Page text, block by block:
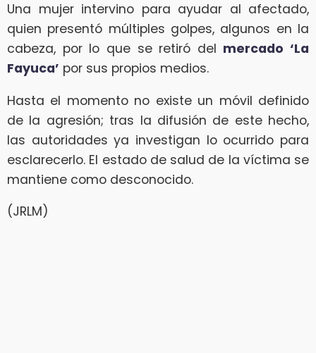
Una mujer intervino para ayudar al afectado,
quien presentó múltiples golpes, algunos en la
cabeza, por lo que se retiró del mercado ‘La
Fayuca’ por sus propios medios.
Hasta el momento no existe un móvil definido
de la agresión; tras la difusión de este hecho,
las autoridades ya investigan lo ocurrido para
esclarecerlo. El estado de salud de la víctima se
mantiene como desconocido.
(JRLM)